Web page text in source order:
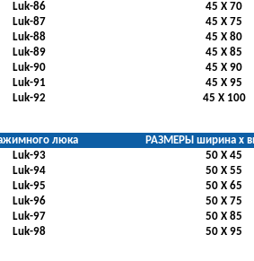
Luk-86
45 Х 70
Luk-87
45 Х 75
Luk-88
45 Х 80
Luk-89
45 Х 85
Luk-90
45 Х 90
Luk-91
45 Х 95
Luk-92
45 Х 100
люка РАЗМЕРЫ ширина х
Luk-93
50 Х 45
Luk-94
50 Х 55
Luk-95
50 Х 65
Luk-96
50 Х 75
Luk-97
50 Х 85
Luk-98
50 Х 95